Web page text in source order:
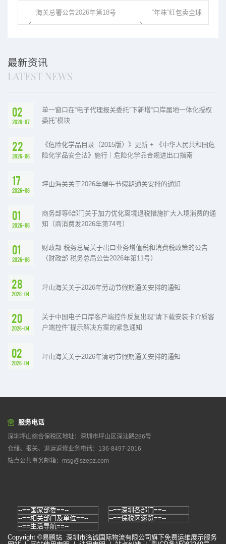
海关总署公告2026年第18号 “年味”红包卖全球
最新资讯
LATEST NEWS
02
2026-07
单一窗口在“电子代理报关委托”下新增“口岸属地一体化授权
委托”模块
22
2026-06
《危险化学品目录（2015版）》更新 + 《中华人民共和国危
险化学品安全法》施行｜危险化学品合规进出口指南
17
2026-06
坪山海关关于2026年端午节假期通关安排的通知
01
2026-06
商务部等6部门关于加力优化离境退税措施扩大入境消费的通
知（商消费发2026年第74号）
01
2026-06
财政部 税务总局关于出口业务增值税和消费税政策的公告
（财政部 税务总局公告2026年第11号）
28
2026-04
坪山海关关于2026年劳动节假期通关安排的通知
20
2026-04
关于中国电子口岸客户端控件反复出现“请下载安装卡介质客
户端控件”提示解决方案的紧急通知
02
2026-04
坪山海关关于2026年清明节假期通关安排的通知
服务电话
深圳坪山综合保税区地址：深圳市坪山区深汕路286号
仓储、报关、退运返修业务电话：136-8497-2016
站点公共事务邮箱：msg@szepz.com
Copyright ©易鹏站 深圳市洺诚国际物流有限公司旗下免费运维展示服务